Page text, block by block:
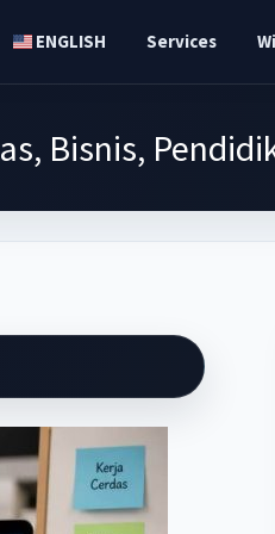
ENGLISH Services
Bisnis,